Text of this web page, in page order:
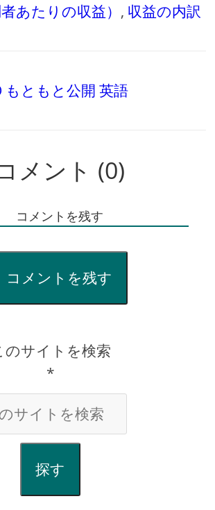
あたりの収益） , 収益の内訳
もともと公開 英語
メント (0)
コメントを残す
コメントを残す
のサイトを検索
*
探す